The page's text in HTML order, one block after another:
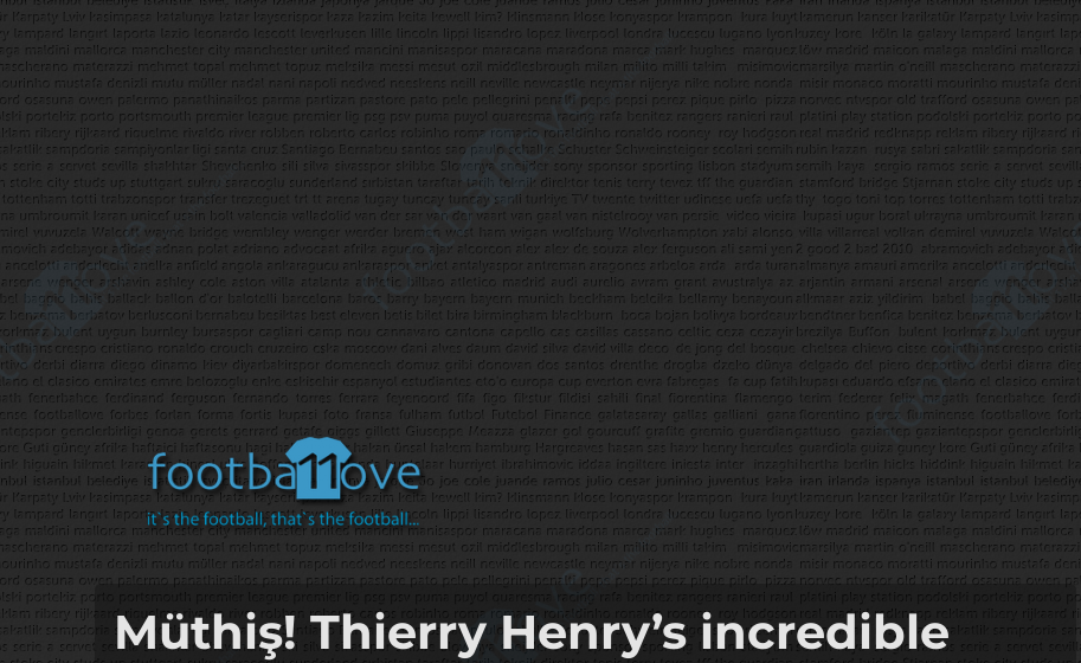
footbaLLove
it's the football, that's the football…
Müthiş! Thierry Henry’s incredible